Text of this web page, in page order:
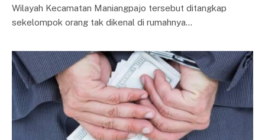
Wilayah Kecamatan Maniangpajo tersebut ditangkap
sekelompok orang tak dikenal di rumahnya…